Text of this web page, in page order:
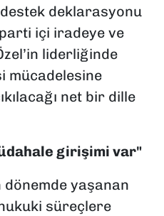
deklarasyonu
parti içi iradeye ve
liderliğinde
mücadelesine
net bir dille
girişimi var"
dönemde yaşanan
süreçlere